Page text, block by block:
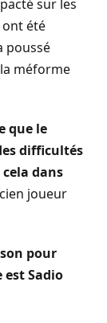
sur les
ont été
poussé
méforme
que le
difficultés
cela dans
joueur
pour
est Sadio